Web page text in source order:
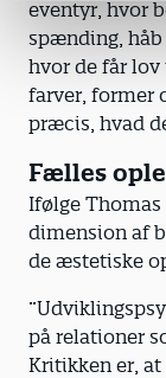
eventyr, hvor
spænding,
hvor de får
farver, former
præcis, hvad
Fælles
Ifølge Thomas
dimension af
de æstetiske
på relationer
Kritikken er,